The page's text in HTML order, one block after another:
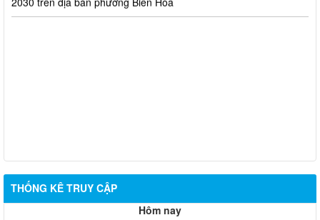
THỐNG KÊ TRUY CẬP
Hôm nay